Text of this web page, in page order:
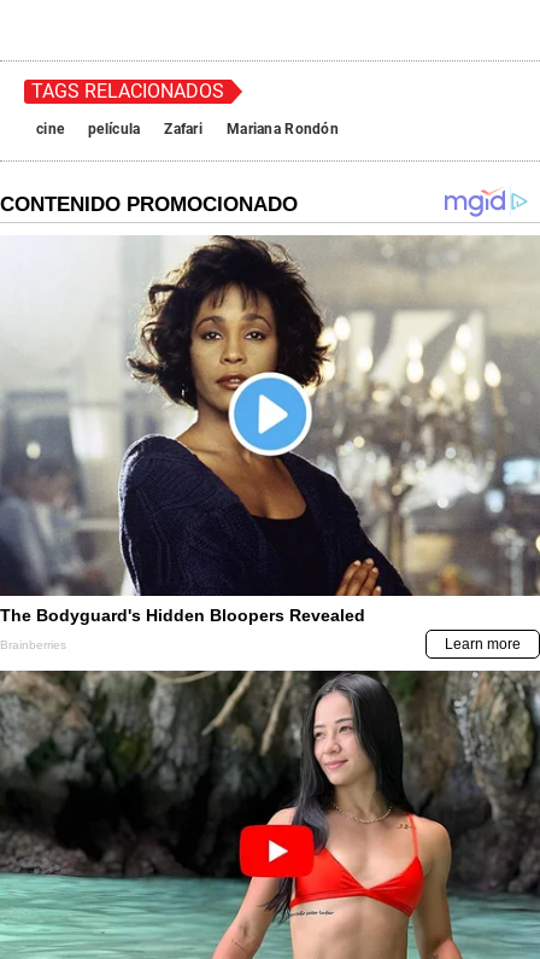
TAGS RELACIONADOS
cine película Zafari Mariana Rondón